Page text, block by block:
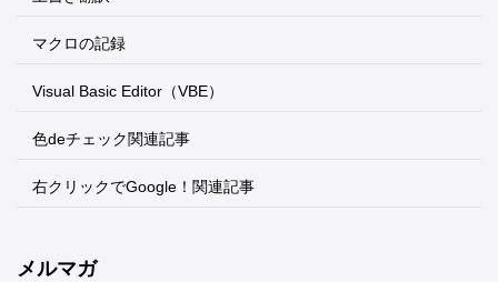
マクロの記録
Visual Basic Editor（VBE）
色deチェック関連記事
右クリックでGoogle！関連記事
メルマガ